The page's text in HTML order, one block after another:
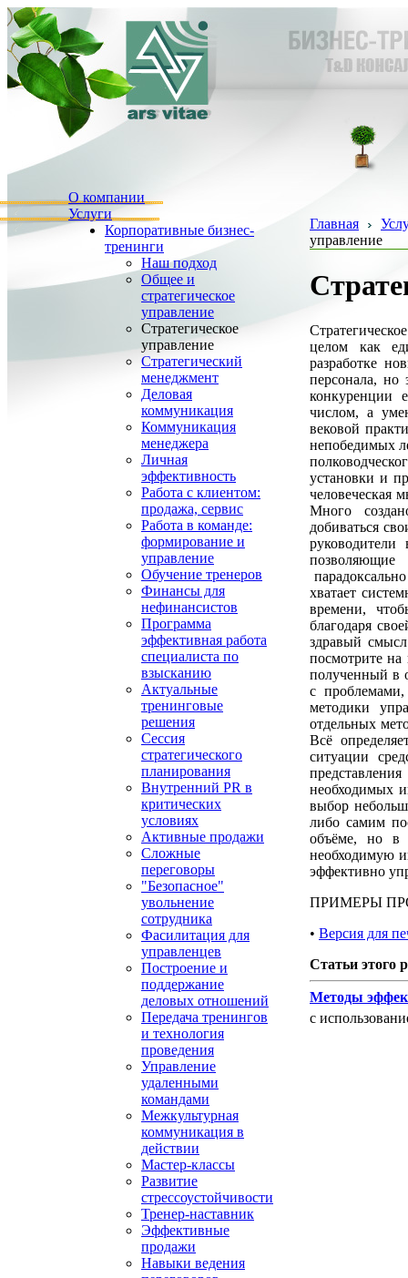
О компании
Услуги
Корпоративные бизнес-
тренинги
Наш подход
Общее и
стратегическое
управление
Стратегическое
управление
Стратегический
менеджмент
Деловая
коммуникация
Коммуникация
менеджера
Личная
эффективность
Работа с клиентом:
продажа, сервис
Работа в команде:
формирование и
управление
Обучение тренеров
Финансы для
нефинансистов
Программа
эффективная работа
специалиста по
взысканию
Актуальные
тренинговые
решения
Сессия
стратегического
планирования
Внутренний PR в
критических
условиях
Активные продажи
Сложные
переговоры
"Безопасное"
увольнение
сотрудника
Фасилитация для
управленцев
Построение и
поддержание
деловых отношений
Передача тренингов
и технология
проведения
Управление
удаленными
командами
Межкультурная
коммуникация в
действии
Мастер-классы
Развитие
стрессоустойчивости
Тренер-наставник
Эффективные
продажи
Навыки ведения
Главная
управление
целом как
разработке
персонала,
конкуренции
числом, а
вековой
непобедимых
установки и
человеческая
Много
добиваться
руководители
хватает
времени,
благодаря
здравый
посмотрите
полученный в
с
методики
отдельных
Всё
ситуации
необходимых
выбор
либо самим
объёме, но в
необходимую
эффективно
ПРИМЕРЫ
• Версия для
Статьи этого
Методы
с